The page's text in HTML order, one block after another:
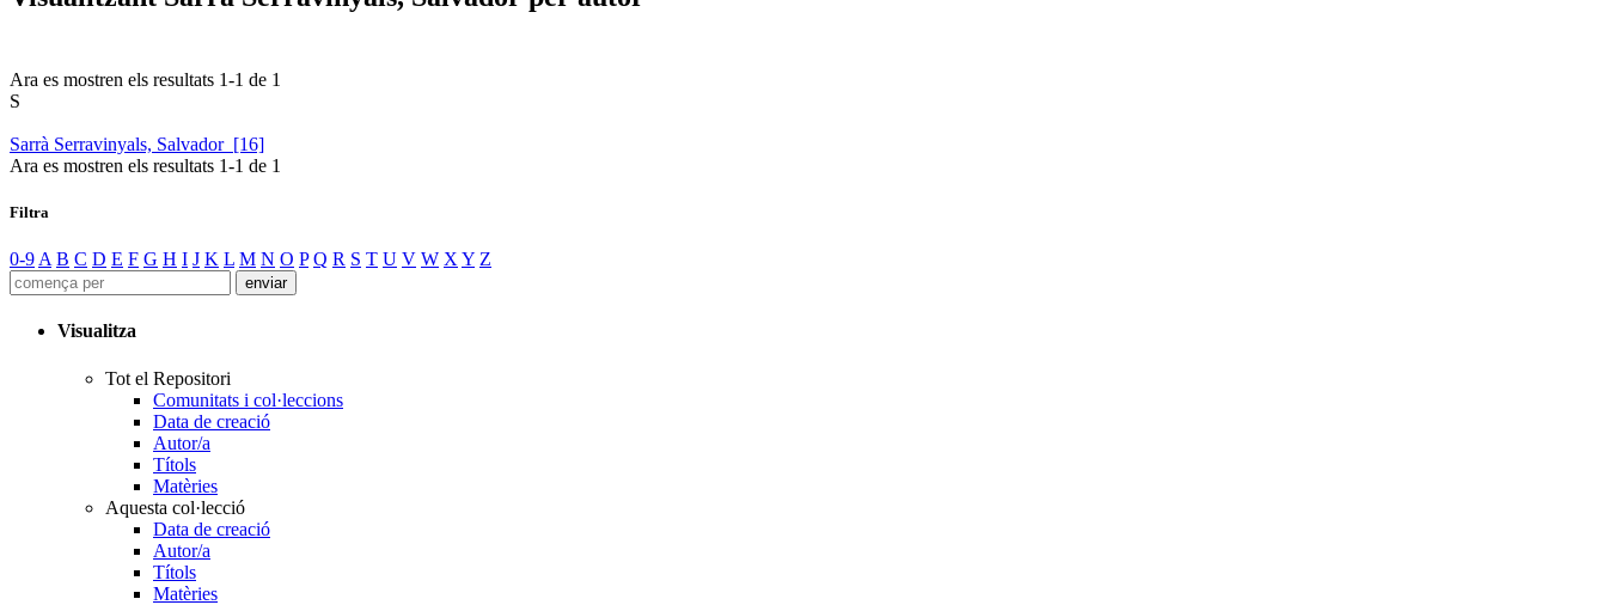
Ara es mostren els resultats 1-1 de 1
S
Sarrà Serravinyals, Salvador [16]
Ara es mostren els resultats 1-1 de 1
Filtra
0-9 A B C D E F G H I J K L M N O P Q R S T U V W X Y Z
Visualitza
Tot el Repositori
Comunitats i col·leccions
Data de creació
Autor/a
Títols
Matèries
Aquesta col·lecció
Data de creació
Autor/a
Títols
Matèries